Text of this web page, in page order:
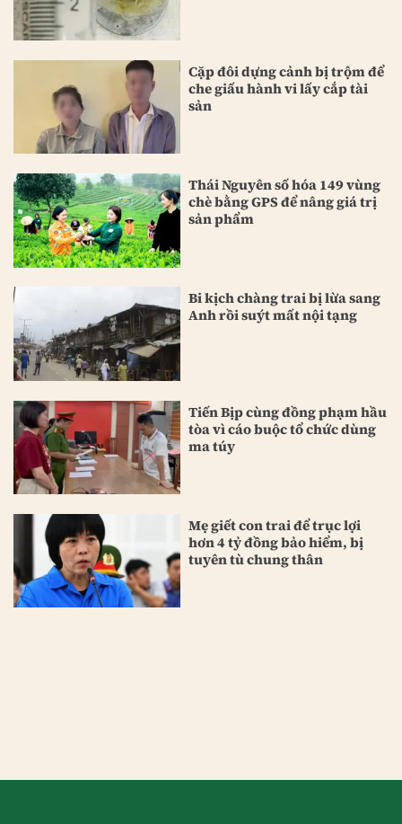
Cặp đôi dựng cảnh bị trộm để
che giấu hành vi lấy cắp tài
sản
Thái Nguyên số hóa 149 vùng
chè bằng GPS để nâng giá trị
sản phẩm
Bi kịch chàng trai bị lừa sang
Anh rồi suýt mất nội tạng
Tiến Bịp cùng đồng phạm hầu
tòa vì cáo buộc tổ chức dùng
ma túy
Mẹ giết con trai để trục lợi
hơn 4 tỷ đồng bảo hiểm, bị
tuyên tù chung thân